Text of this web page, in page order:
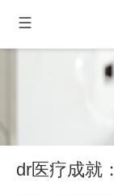
dr医疗成就